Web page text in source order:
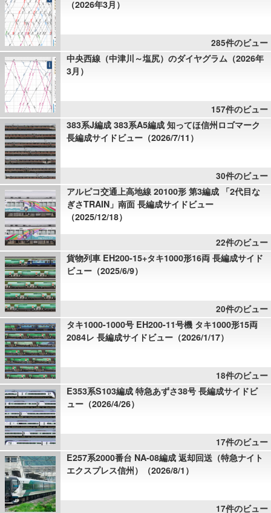
（2026年3月）
285件のビュー
中央西線（中津川～塩尻）のダイヤグラム（2026年
3月）
157件のビュー
383系J編成 383系A5編成 知ってほ信州ロゴマーク
長編成サイドビュー（2026/7/11）
30件のビュー
アルピコ交通上高地線 20100形 第3編成 「2代目な
ぎさTRAIN」南面 長編成サイドビュー
（2025/12/18）
22件のビュー
貨物列車 EH200-15+タキ1000形16両 長編成サイド
ビュー（2025/6/9）
20件のビュー
タキ1000-1000号 EH200-11号機 タキ1000形15両
2084レ 長編成サイドビュー（2026/1/17）
18件のビュー
E353系S103編成 特急あずさ38号 長編成サイドビ
ュー（2026/4/26）
17件のビュー
E257系2000番台 NA-08編成 返却回送（特急ナイト
エクスプレス信州）（2026/8/1）
17件のビュー